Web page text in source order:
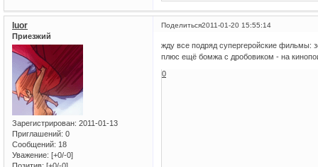
Поделиться2011-01-20 15:55:14
luor
Приезжий
Зарегистрирован: 2011-01-13
Приглашений: 0
Сообщений: 18
Уважение: [+0/-0]
жду все подряд супергеройские фильмы:
плюс ещё бомжа с дробовиком - на
0